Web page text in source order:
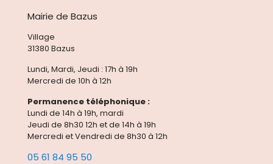
Mairie de Bazus
Village
31380 Bazus
Lundi, Mardi, Jeudi : 17h à 19h
Mercredi de 10h à 12h
Permanence téléphonique :
Lundi de 14h à 19h, mardi
Jeudi de 8h30 12h et de 14h à 19h
Mercredi et Vendredi de 8h30 à 12h
05 61 84 95 50